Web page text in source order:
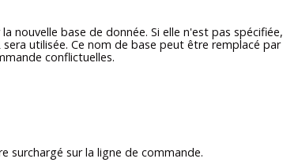
nouvelle base de donnée. Si elle n'est pas
sera utilisée. Ce nom de base peut être remplacé par
conflictuelles.
surchargé sur la ligne de commande.